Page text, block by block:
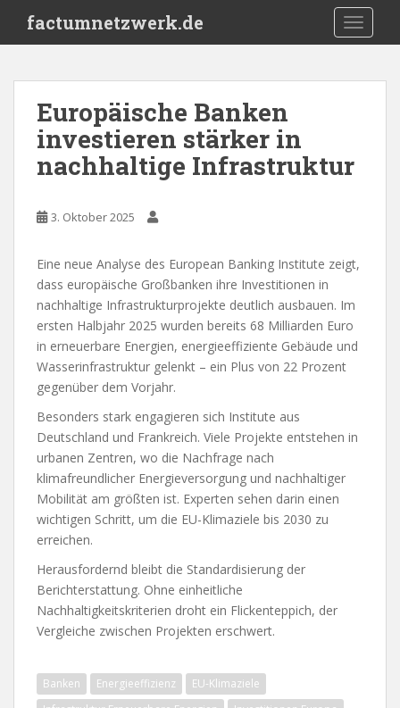
i
factumnetzwerk.de
Europäische Banken
investieren stärker in
nachhaltige Infrastruktur
3. Oktober 2025
Eine neue Analyse des European Banking Institute zeigt,
dass europäische Großbanken ihre Investitionen in
nachhaltige Infrastrukturprojekte deutlich ausbauen. Im
ersten Halbjahr 2025 wurden bereits 68 Milliarden Euro
in erneuerbare Energien, energieeffiziente Gebäude und
Wasserinfrastruktur gelenkt – ein Plus von 22 Prozent
gegenüber dem Vorjahr.
Besonders stark engagieren sich Institute aus
Deutschland und Frankreich. Viele Projekte entstehen in
urbanen Zentren, wo die Nachfrage nach
klimafreundlicher Energieversorgung und nachhaltiger
Mobilität am größten ist. Experten sehen darin einen
wichtigen Schritt, um die EU-Klimaziele bis 2030 zu
erreichen.
Herausfordernd bleibt die Standardisierung der
Berichterstattung. Ohne einheitliche
Nachhaltigkeitskriterien droht ein Flickenteppich, der
Vergleiche zwischen Projekten erschwert.
Banken Energieeffizienz
EU-Klimaziele